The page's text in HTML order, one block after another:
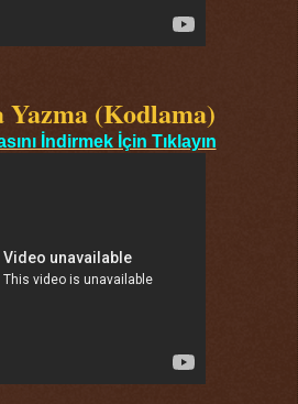
(Kodlama)
İndirmek İçin Tıklayın